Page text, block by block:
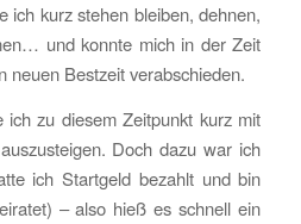
ich kurz stehen bleiben, dehnen,
und konnte mich in der Zeit
neuen Bestzeit verabschieden.
zu diesem Zeitpunkt kurz mit
Doch dazu war ich
ich Startgeld bezahlt und bin
– also hieß es schnell ein